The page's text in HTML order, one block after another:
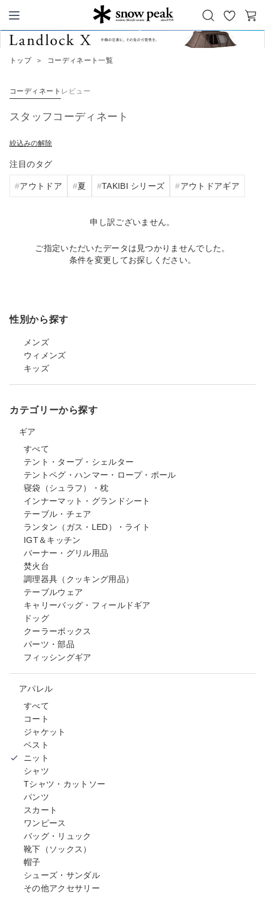
Snow Peak
お
気
カ
トップ ＞ コーディネート一覧
コーディネート レビュー
スタッフコーディネート
絞込みの解除
注目のタグ
アウトドア 夏 TAKIBI シリーズ アウトドアギア
申し訳ございません。
ご指定いただいたデータは見つかりませんでした。
条件を変更してお探しください。
性別から探す
メンズ
ウィメンズ
キッズ
カテゴリーから探す
ギア
すべて
テント・タープ・シェルター
テントペグ・ハンマー・ロープ・ポール
寝袋（シュラフ）・枕
インナーマット・グランドシート
テーブル・チェア
ランタン（ガス・LED）・ライト
IGT＆キッチン
バーナー・グリル用品
焚火台
調理器具（クッキング用品）
テーブルウェア
キャリーバッグ・フィールドギア
ドッグ
クーラーボックス
パーツ・部品
フィッシングギア
アパレル
すべて
コート
ジャケット
ベスト
ニット
シャツ
Tシャツ・カットソー
パンツ
スカート
ワンピース
バッグ・リュック
靴下（ソックス）
帽子
シューズ・サンダル
その他アクセサリー